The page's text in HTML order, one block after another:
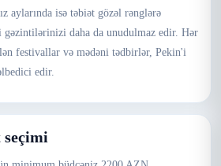
aylarında isə təbiət gözəl rənglərə
gəzintilərinizi daha da unudulmaz edir. Hər
festivallar və mədəni tədbirlər, Pekin'i
edir.
seçimi